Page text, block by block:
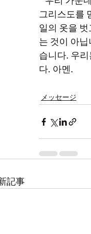
그리스도를
일의 옷을
는 것이 아
습니다. 우
다. 아멘.
メッセージ
記事